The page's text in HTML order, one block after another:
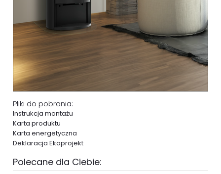
Pliki do pobrania:
Instrukcja montażu
Karta produktu
Karta energetyczna
Deklaracja Ekoprojekt
Polecane dla Ciebie: